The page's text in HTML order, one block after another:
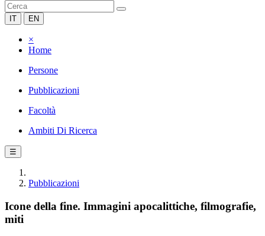
IT EN
×
Home
Persone
Pubblicazioni
Facoltà
Ambiti Di Ricerca
☰
Pubblicazioni
Icone della fine. Immagini apocalittiche, filmografie,
miti